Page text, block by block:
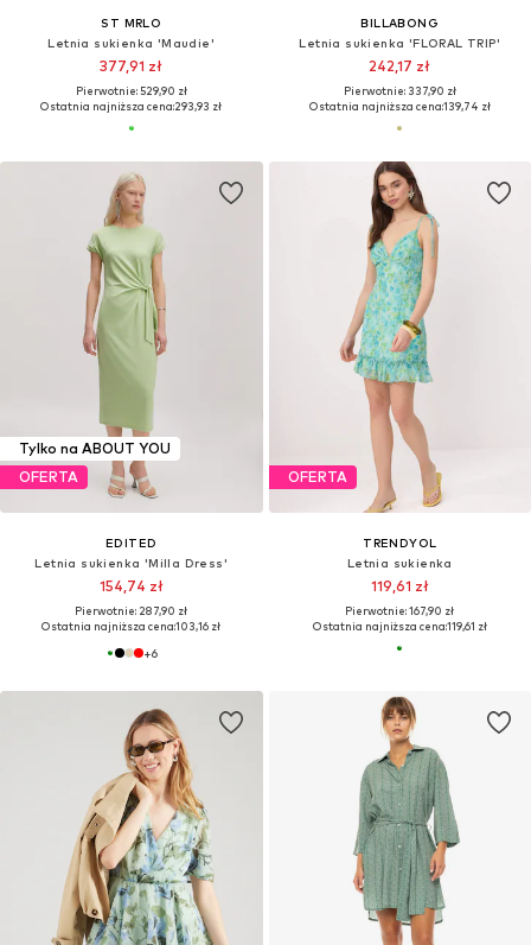
ST MRLO
Letnia sukienka 'Maudie'
377,91 zł
Pierwotnie: 529,90 zł
Ostatnia najniższa cena:293,93 zł
BILLABONG
Letnia sukienka 'FLORAL TRIP'
242,17 zł
Pierwotnie: 337,90 zł
Ostatnia najniższa cena:139,74 zł
Tylko na ABOUT YOU
OFERTA
EDITED
Letnia sukienka 'Milla Dress'
154,74 zł
Pierwotnie: 287,90 zł
Ostatnia najniższa cena:103,16 zł
+6
OFERTA
TRENDYOL
Letnia sukienka
119,61 zł
Pierwotnie: 167,90 zł
Ostatnia najniższa cena:119,61 zł